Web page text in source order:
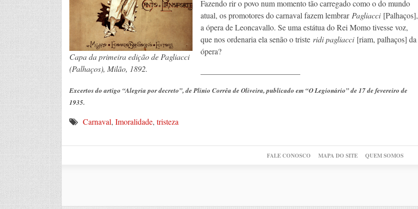
Capa da primeira edição de Pagliacci
(Palhaços), Milão, 1892.
Fazendo rir o povo num momento tão carregado como o do mundo
atual, os promotores do carnaval fazem lembrar Pagliacci[Palhaços],
a ópera de Leoncavallo. Se uma estátua do Rei Momo tivesse voz,
que nos ordenaria ela senão o triste ridi pagliacci[riam, palhaços] da
ópera?
Excertos do artigo “Alegria por decreto”, de Plinio Corrêa de Oliveira, publicado em “O Legionário” de 17 de fevereiro de
1935.
Carnaval, Imoralidade, tristeza
FALE CONOSCO MAPA DO SITE QUEM SOMOS